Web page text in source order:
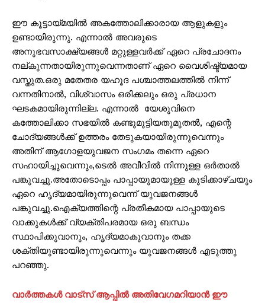
ഈ കൂട്ടായ്മയിൽ അകത്തോലിക്കാരായ ആളുകളും
ഉണ്ടായിരുന്നു. എന്നാൽ അവരുടെ
അനുഭവസാക്ഷ്യങ്ങൾ മറ്റുള്ളവർക്ക് ഏറെ പ്രചോദനം
നല്കുന്നതായിരുന്നുവെന്നതാണ് ഏറെ വൈശിഷ്ട്യമായ
വസ്തുത.ഒരു മതേതര യഹൂദ പശ്ചാത്തലത്തിൽ നിന്ന്
വന്നതിനാൽ, വിശ്വാസം ഒരിക്കലും ഒരു പ്രധാന
ഘടകമായിരുന്നില്ല. എന്നാൽ യേശുവിനെ
കത്തോലിക്കാ സഭയിൽ കണ്ടുമുട്ടിയതുമുതൽ, എന്റെ
ചോദ്യങ്ങൾക്ക് ഉത്തരം തേടുകയായിരുന്നുവെന്നും
അതിന് ആഗോളയുവജന സംഗമം തന്നെ ഏറെ
സഹായിച്ചുവെന്നും,ടെൽ അവീവിൽ നിന്നുള്ള ഒർതാൽ
പങ്കുവച്ചു.അതോടൊപ്പം പാപ്പായുമായുള്ള കൂടിക്കാഴ്ചയും
ഏറെ ഹൃദ്യമായിരുന്നുവെന്ന് യുവജനങ്ങൾ
പങ്കുവച്ചു.ഐക്യത്തിന്റെ പ്രതീകമായ പാപ്പായുടെ
വാക്കുകൾക്ക് വ്യക്തിപരമായ ഒരു ബന്ധം
സ്ഥാപിക്കുവാനും, ഹൃദ്യമാകുവാനും തക്ക
ശക്തിയുണ്ടായിരുന്നുവെന്നും യുവജനങ്ങൾ എടുത്തു
പറഞ്ഞു.
വാർത്തകൾ വാട്സ് ആപ്പിൽ അതിവേഗമറിയാൻ ഈ